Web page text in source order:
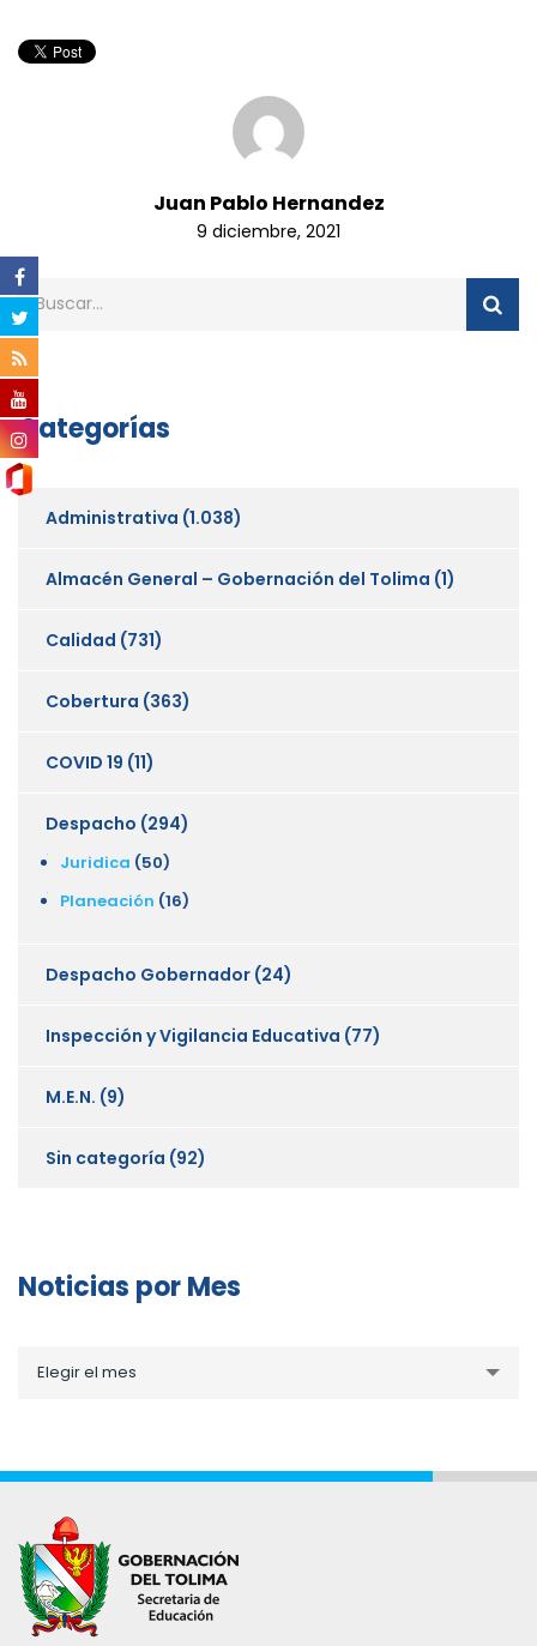
Juan Pablo Hernandez
9 diciembre, 2021
Categorías
Administrativa (1.038)
Almacén General – Gobernación del Tolima (1)
Calidad (731)
Cobertura (363)
COVID 19 (11)
Despacho (294)
Juridica (50)
Planeación (16)
Despacho Gobernador (24)
Inspección y Vigilancia Educativa (77)
M.E.N. (9)
Sin categoría (92)
Noticias por Mes
porElegir el mes